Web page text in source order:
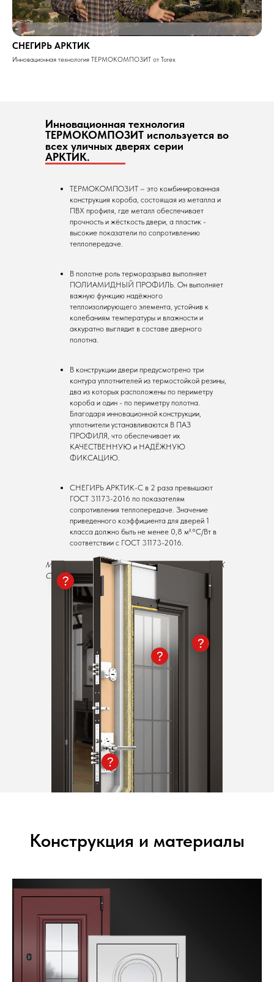
СНЕГИРЬ АРКТИК
Инновационная технология ТЕРМОКОМПОЗИТ от Torex
Инновационная технология
ТЕРМОКОМПОЗИТ используется во
всех уличных дверях серии
АРКТИК.
ТЕРМОКОМПОЗИТ – это комбинированная
конструкция короба, состоящая из металла и
ПВХ профиля, где металл обеспечивает
прочность и жёсткость двери, а пластик -
высокие показатели по сопротивлению
теплопередаче.
В полотне роль терморазрыва выполняет
ПОЛИАМИДНЫЙ ПРОФИЛЬ. Он выполняет
важную функцию надёжного
теплоизолирующего элемента, устойчив к
колебаниям температуры и влажности и
аккуратно выглядит в составе дверного
полотна.
В конструкции двери предусмотрено три
контура уплотнителей из термостойкой резины,
два из которых расположены по периметру
короба и один - по периметру полотна.
Благодаря инновационной конструкции,
уплотнители устанавливаются В ПАЗ
ПРОФИЛЯ, что обеспечивает их
КАЧЕСТВЕННУЮ и НАДЁЖНУЮ
ФИКСАЦИЮ.
СНЕГИРЬ АРКТИК-С в 2 раза превышают
ГОСТ 31173-2016 по показателям
сопротивления теплопередаче. Значение
приведенного коэффициента для дверей 1
класса должно быть не менее 0,8 м²·°C/Вт в
соответствии с ГОСТ 31173-2016.
МАКСИМАЛЬНЫЙ УРОВЕНЬ ЗАЩИТЫ ОТ САМЫХ
СУРОВЫХ МОРОЗОВ
Конструкция и материалы